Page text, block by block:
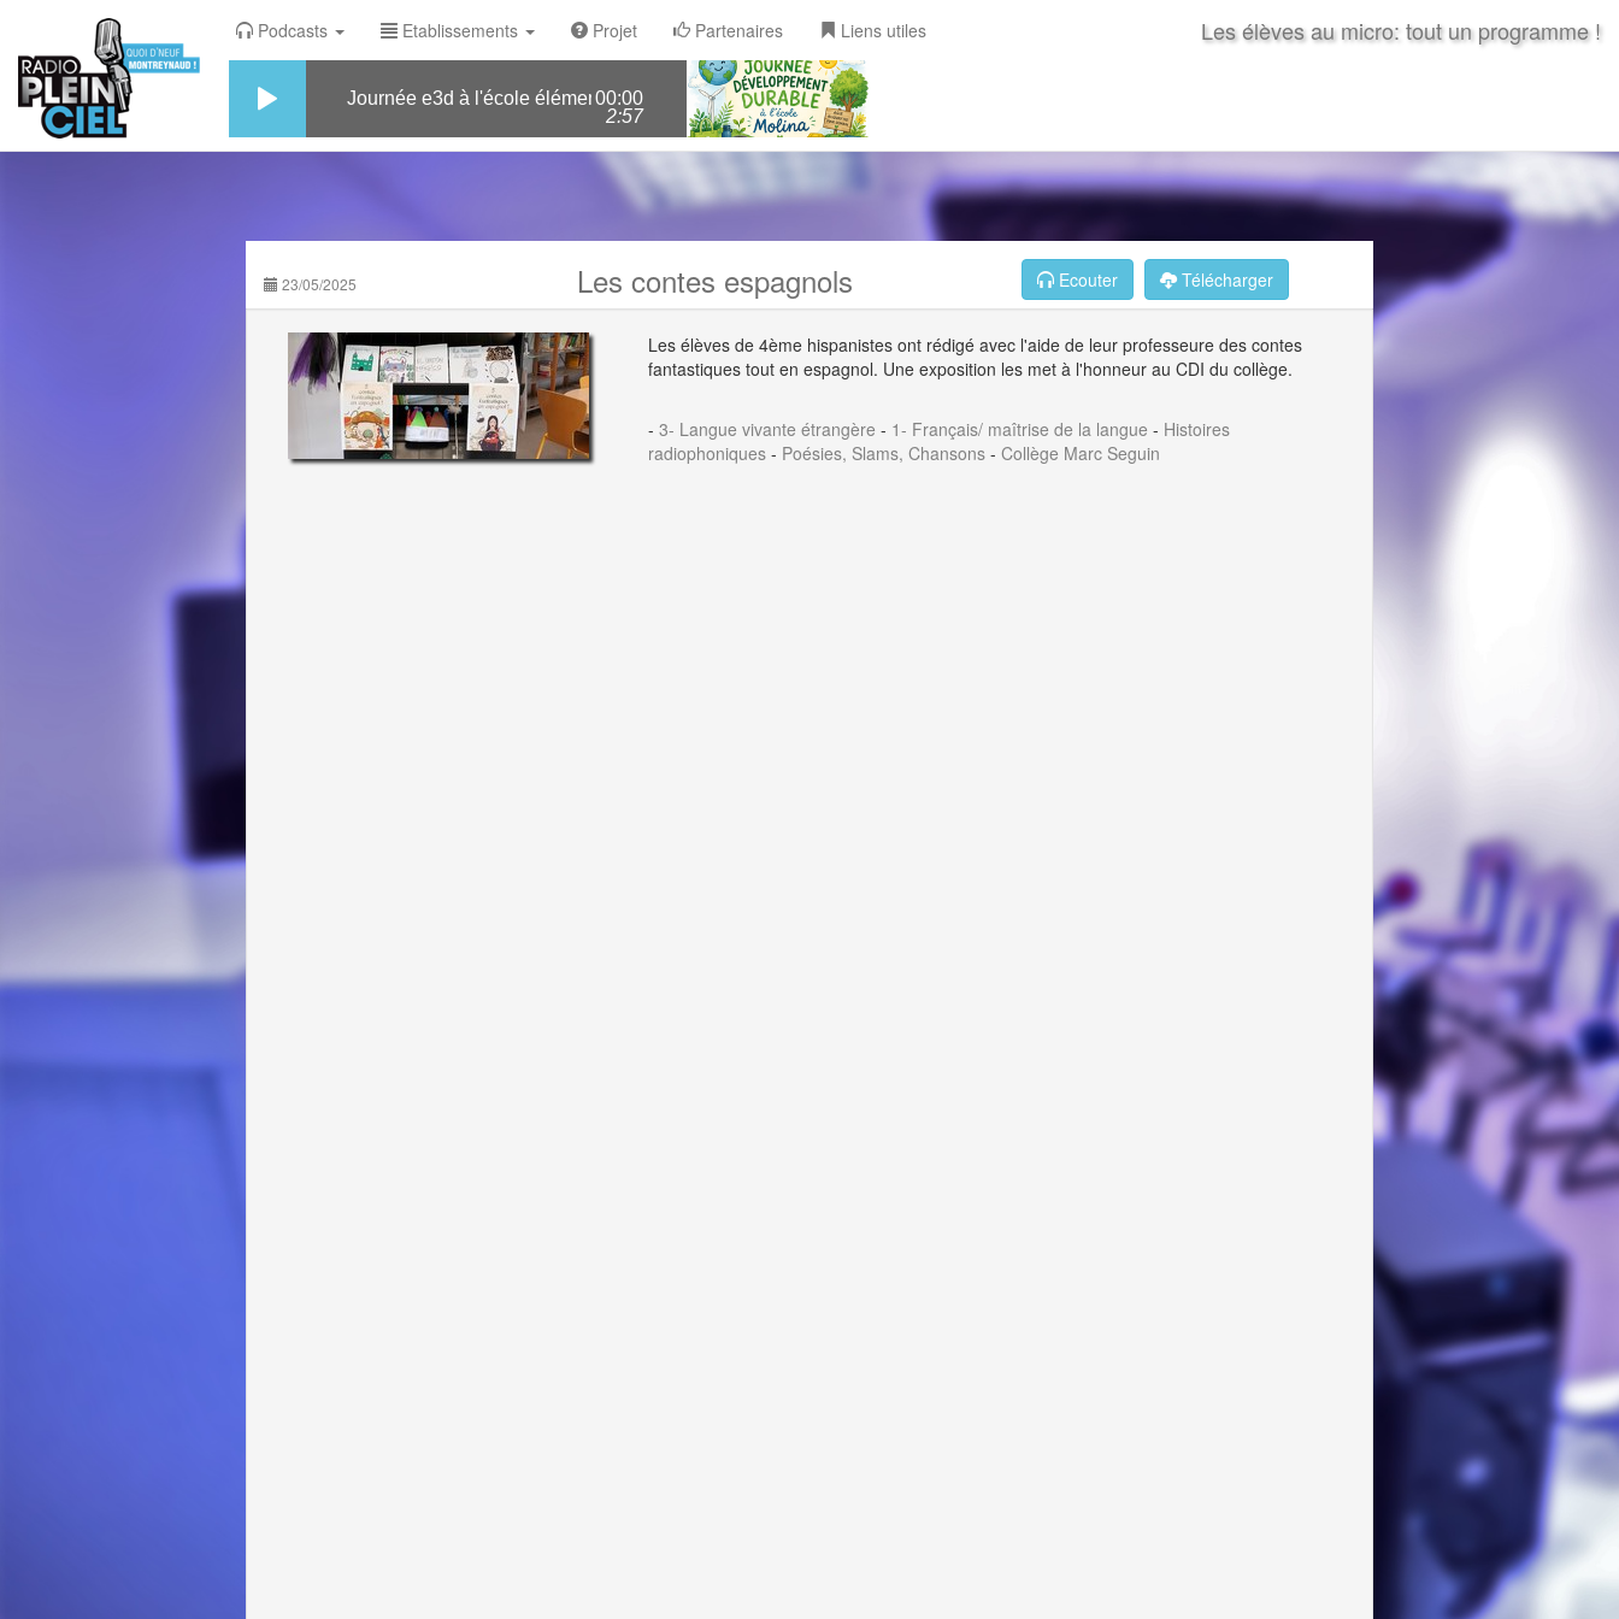
Podcasts Etablissements Projet Partenaires Liens utiles Les élèves au micro: tout un programme !
2:57
00:00
Journée e3d à l'école élémentaire molina> pourquoi il ne faut pas tuer les abeilles?
23/05/2025 Les contes espagnols Ecouter Télécharger
Les élèves de 4ème hispanistes ont rédigé avec l'aide de leur professeure des contes
fantastiques tout en espagnol. Une exposition les met à l'honneur au CDI du collège.
- 3- Langue vivante étrangère - 1- Français/ maîtrise de la langue - Histoires
radiophoniques- Poésies, Slams, Chansons- Collège Marc Seguin